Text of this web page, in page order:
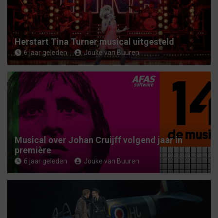
Herstart Tina Turner musical uitgesteld
6 jaar geleden Jouke van Buuren
Musical over Johan Cruijff volgend jaar in
première
6 jaar geleden Jouke van Buuren